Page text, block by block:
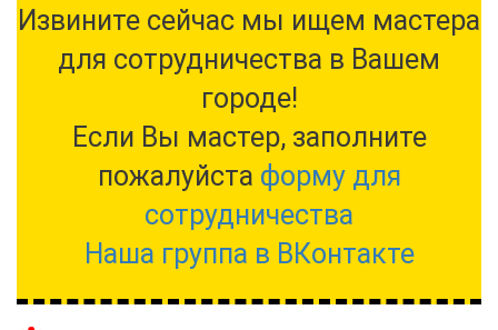
Извините сейчас мы ищем мастера
для сотрудничества в Вашем
городе!
Если Вы мастер, заполните
пожалуйста форму для
сотрудничества
Наша группа в ВКонтакте